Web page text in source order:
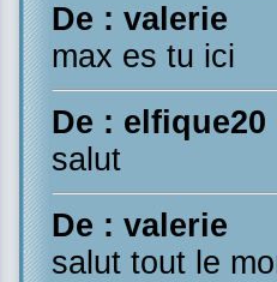
De : valerie
max es tu ici
De : elfique20
salut
De : valerie
salut tout le